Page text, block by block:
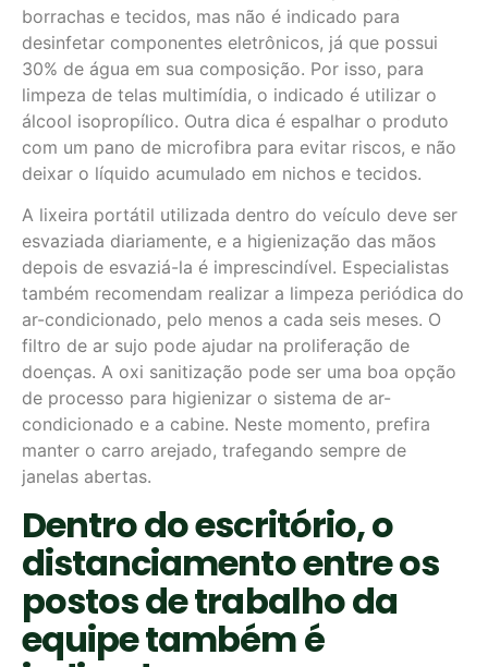
borrachas e tecidos, mas não é indicado para
desinfetar componentes eletrônicos, já que possui
30% de água em sua composição. Por isso, para
limpeza de telas multimídia, o indicado é utilizar o
álcool isopropílico. Outra dica é espalhar o produto
com um pano de microfibra para evitar riscos, e não
deixar o líquido acumulado em nichos e tecidos.
A lixeira portátil utilizada dentro do veículo deve ser
esvaziada diariamente, e a higienização das mãos
depois de esvaziá-la é imprescindível. Especialistas
também recomendam realizar a limpeza periódica do
ar-condicionado, pelo menos a cada seis meses. O
filtro de ar sujo pode ajudar na proliferação de
doenças. A oxi sanitização pode ser uma boa opção
de processo para higienizar o sistema de ar-
condicionado e a cabine. Neste momento, prefira
manter o carro arejado, trafegando sempre de
janelas abertas.
Dentro do escritório, o
distanciamento entre os
postos de trabalho da
equipe também é